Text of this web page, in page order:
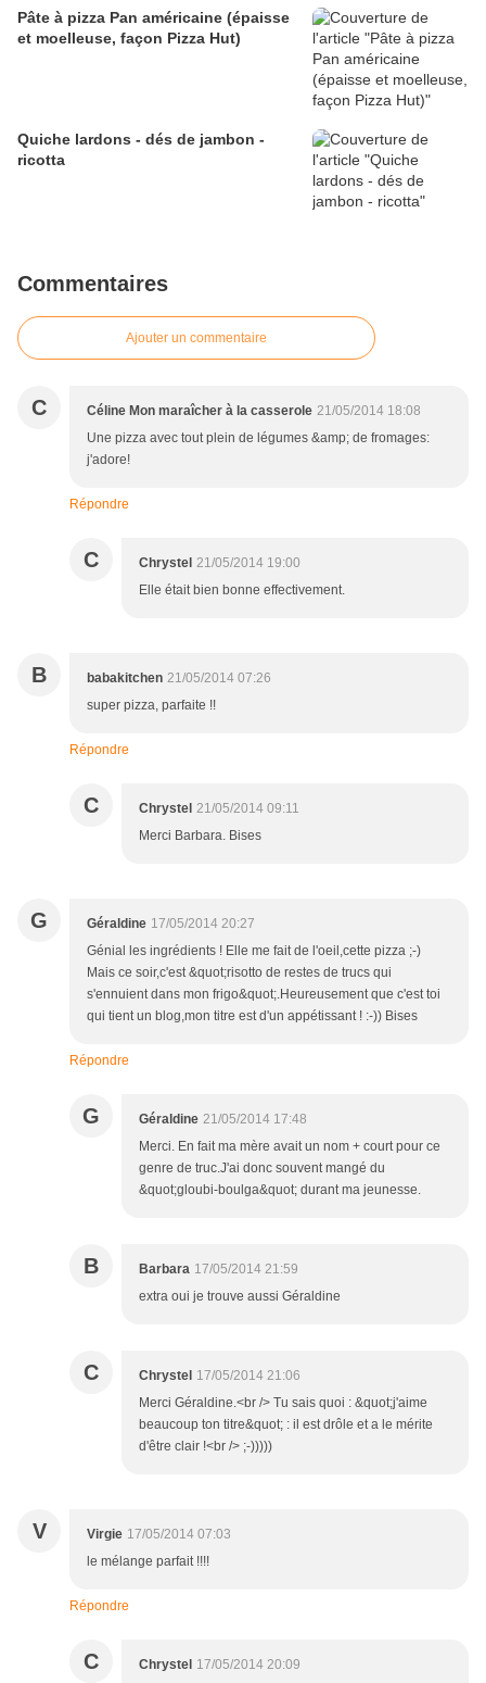
Pâte à pizza Pan américaine (épaisse
et moelleuse, façon Pizza Hut)
Quiche lardons - dés de jambon -
ricotta
Commentaires
Ajouter un commentaire
C Céline Mon maraîcher à la casserole 21/05/2014 18:08
Une pizza avec tout plein de légumes &amp; de fromages:
j'adore!
Répondre
C Chrystel 21/05/2014 19:00
Elle était bien bonne effectivement.
B babakitchen 21/05/2014 07:26
super pizza, parfaite !!
Répondre
C Chrystel 21/05/2014 09:11
Merci Barbara. Bises
G Géraldine 17/05/2014 20:27
Génial les ingrédients ! Elle me fait de l'oeil,cette pizza ;-)
Mais ce soir,c'est &quot;risotto de restes de trucs qui
s'ennuient dans mon frigo&quot;.Heureusement que c'est toi
qui tient un blog,mon titre est d'un appétissant ! :-)) Bises
Répondre
G Géraldine 21/05/2014 17:48
Merci. En fait ma mère avait un nom + court pour ce
genre de truc.J'ai donc souvent mangé du
&quot;gloubi-boulga&quot; durant ma jeunesse.
B Barbara 17/05/2014 21:59
extra oui je trouve aussi Géraldine
C Chrystel 17/05/2014 21:06
Merci Géraldine.<br /> Tu sais quoi : &quot;j'aime
beaucoup ton titre&quot; : il est drôle et a le mérite
d'être clair !<br /> ;-)))))
V Virgie 17/05/2014 07:03
le mélange parfait !!!!
Répondre
C Chrystel 17/05/2014 20:09